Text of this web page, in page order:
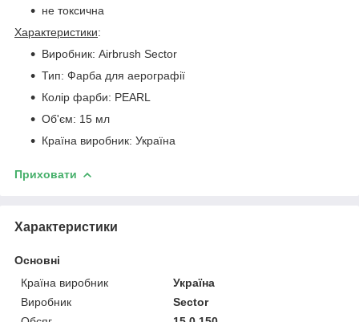
не токсична
Характеристики:
Виробник: Airbrush Sector
Тип: Фарба для аерографії
Колір фарби: PEARL
Об'єм: 15 мл
Країна виробник: Україна
Приховати
Характеристики
Основні
Країна виробник
Україна
Виробник
Sector